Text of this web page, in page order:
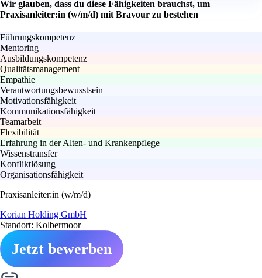
Wir glauben, dass du diese Fähigkeiten brauchst, um
Praxisanleiter:in (w/m/d) mit Bravour zu bestehen
Führungskompetenz
Mentoring
Ausbildungskompetenz
Qualitätsmanagement
Empathie
Verantwortungsbewusstsein
Motivationsfähigkeit
Kommunikationsfähigkeit
Teamarbeit
Flexibilität
Erfahrung in der Alten- und Krankenpflege
Wissenstransfer
Konfliktlösung
Organisationsfähigkeit
Praxisanleiter:in (w/m/d)
Korian Holding GmbH
Standort: Kolbermoor
Jetzt bewerben